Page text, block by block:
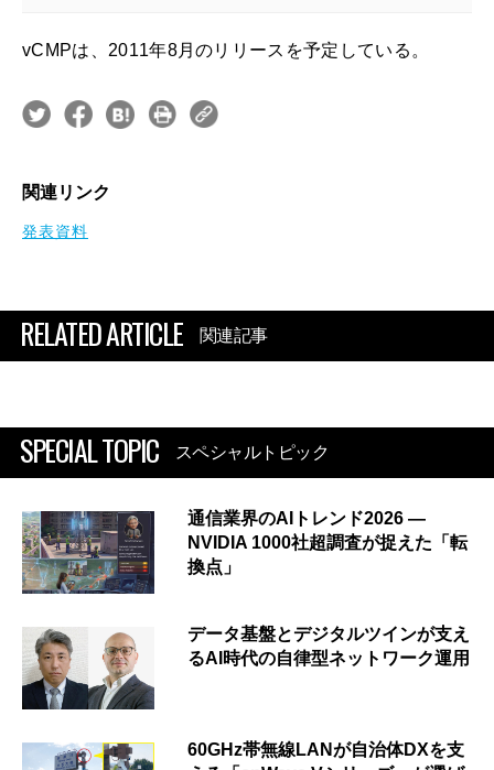
vCMPは、2011年8月のリリースを予定している。
関連リンク
発表資料
RELATED ARTICLE 関連記事
SPECIAL TOPIC スペシャルトピック
通信業界のAIトレンド2026 ―
NVIDIA 1000社超調査が捉えた「転
換点」
データ基盤とデジタルツインが支え
るAI時代の自律型ネットワーク運用
60GHz帯無線LANが自治体DXを支